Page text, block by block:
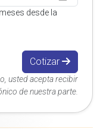
desde la
Cotizar
usted acepta recibir
de nuestra parte.